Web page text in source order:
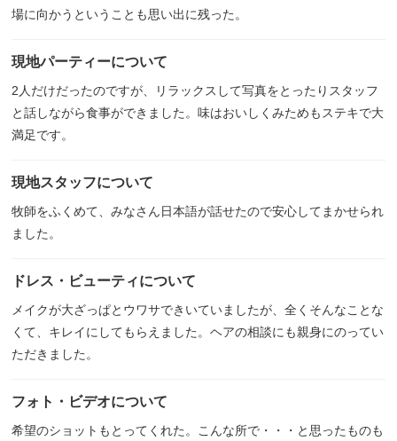
場に向かうということも思い出に残った。
現地パーティーについて
2人だけだったのですが、リラックスして写真をとったりスタッフ
と話しながら食事ができました。味はおいしくみためもステキで大
満足です。
現地スタッフについて
牧師をふくめて、みなさん日本語が話せたので安心してまかせられ
ました。
ドレス・ビューティについて
メイクが大ざっぱとウワサできいていましたが、全くそんなことな
くて、キレイにしてもらえました。ヘアの相談にも親身にのってい
ただきました。
フォト・ビデオについて
希望のショットもとってくれた。こんな所で・・・と思ったものも